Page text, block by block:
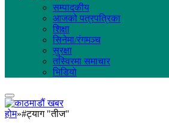
सम्पादकीय
आजको पत्रपत्रिका
शिक्षा
सिनेमा/रंगमञ्च
सुरक्षा
तस्विरमा समाचार
भिडियो
होम»#ट्याग "तीज"